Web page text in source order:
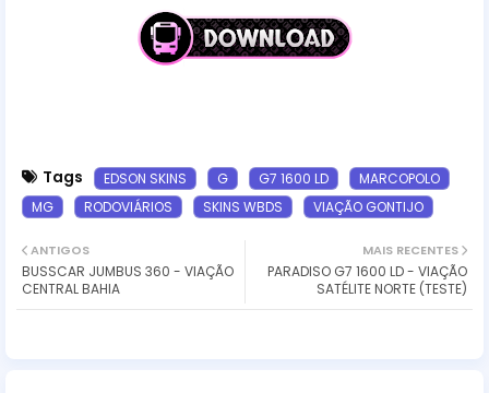
Tags EDSON SKINS G G7 1600 LD
MARCOPOLO
MG
RODOVIÁRIOS SKINS WBDS VIAÇÃO GONTIJO
MAIS RECENTES
PARADISO G7 1600 LD - VIAÇÃO
SATÉLITE NORTE (TESTE)
ANTIGOS
BUSSCAR JUMBUS 360 - VIAÇÃO
CENTRAL BAHIA